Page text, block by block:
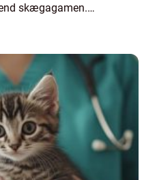
skægagamen.